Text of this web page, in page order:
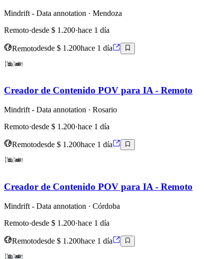
Mindrift - Data annotation · Mendoza
Remoto·desde $ 1.200·hace 1 día
Remotodesde $ 1.200hace 1 día
Creador de Contenido POV para IA - Remoto
Mindrift - Data annotation · Rosario
Remoto·desde $ 1.200·hace 1 día
Remotodesde $ 1.200hace 1 día
Creador de Contenido POV para IA - Remoto
Mindrift - Data annotation · Córdoba
Remoto·desde $ 1.200·hace 1 día
Remotodesde $ 1.200hace 1 día